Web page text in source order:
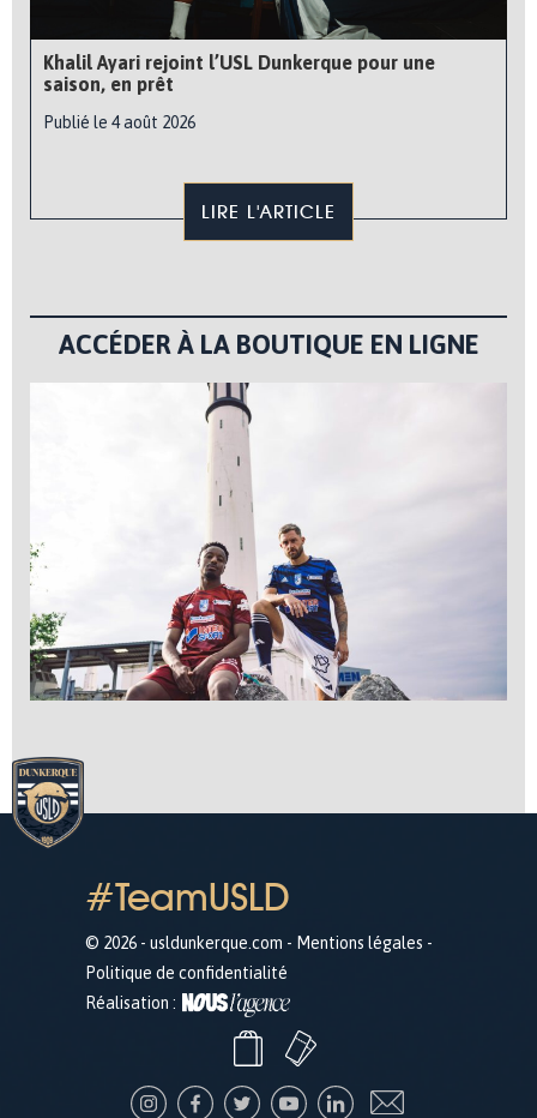
Khalil Ayari rejoint l’USL Dunkerque pour une
saison, en prêt
Publié le 4 août 2026
LIRE L'ARTICLE
ACCÉDER À LA BOUTIQUE EN LIGNE
#TeamUSLD
© 2026 - usldunkerque.com - Mentions légales -
Politique de confidentialité
Réalisation :